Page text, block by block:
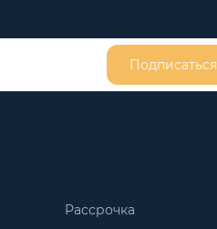
Подписаться
Рассрочка